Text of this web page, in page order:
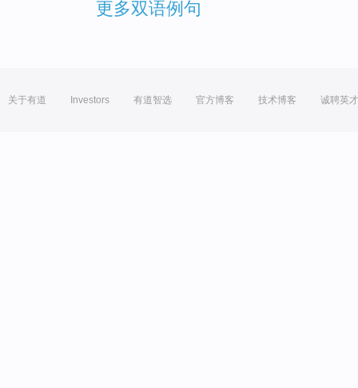
更多双语例句
关于有道 Investors 有道智选 官方博客 技术博客 诚聘英才